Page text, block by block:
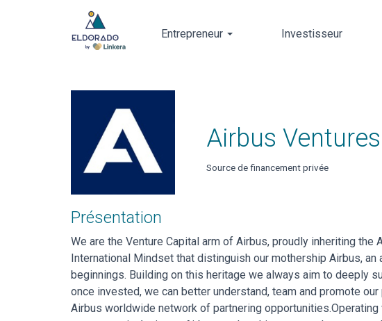
Entrepreneur Investisseur
Airbus Ventures
Source de financement privée
Présentation
We are the Venture Capital arm of Airbus, proudly inheriting the
International Mindset that distinguish our mothership Airbus,
beginnings. Building on this heritage we always aim to deeply
once invested, we can better understand, team and promote
Airbus worldwide network of partnering